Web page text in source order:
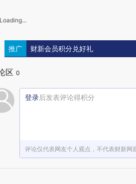
Loading...
推广 财新会员积分兑好礼
区 0
登录后发表评论得积分
评论仅代表网友个人观点，不代表财新网